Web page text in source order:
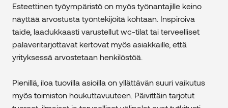
Esteettinen työympäristö on myös työnantajille keino
näyttää arvostusta työntekijöitä kohtaan. Inspiroiva
taide, laadukkaasti varustellut wc-tilat tai terveelliset
palaveritarjottavat kertovat myös asiakkaille, että
yrityksessä arvostetaan henkilöstöä.
Pienillä, iloa tuovilla asioilla on yllättävän suuri vaikutus
myös toimiston houkuttavuuteen. Päivittäin tarjotut